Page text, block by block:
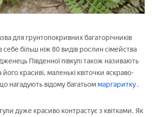
для грунтопокривних багаторічників
більш ніж 80 видів рослин сімейства
Південної півкулі також називають
його красиві, маленькі квіточки яскраво-
нагадують відому багатьом маргаритку .
дуже красиво контрастує з квітками. Як